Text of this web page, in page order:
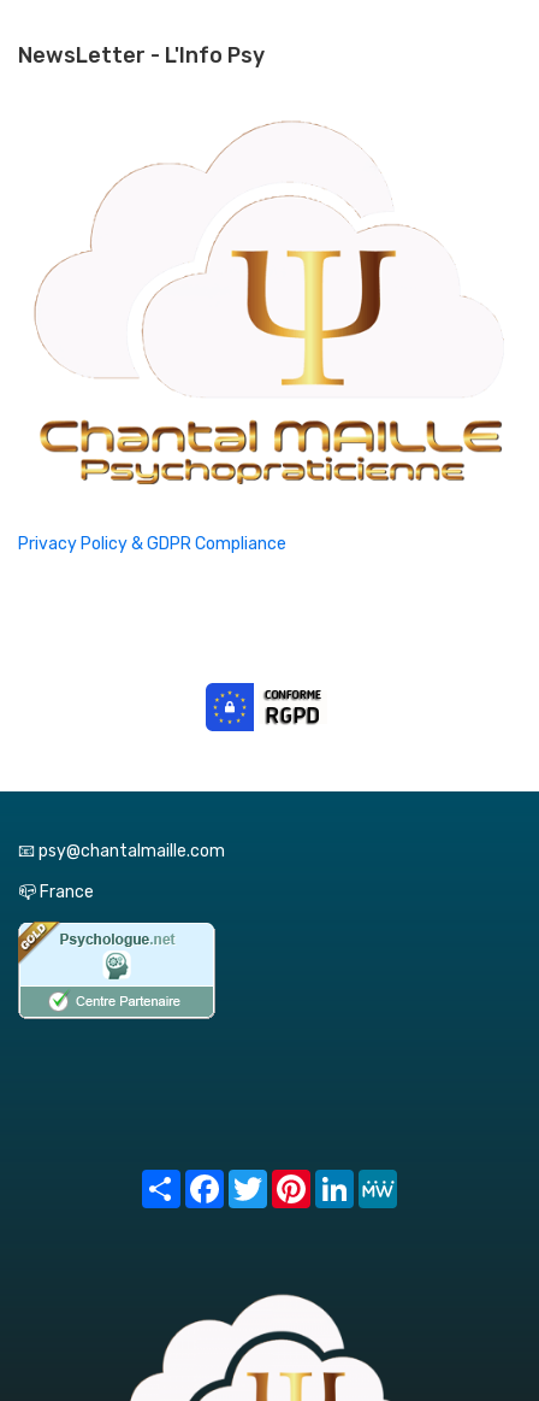
NewsLetter - L'Info Psy
Privacy Policy & GDPR Compliance
📧 psy@chantalmaille.com
📪 France
Share FacebookTwitterPinterest
LinkedIn